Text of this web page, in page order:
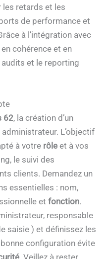
retards et les
de performance et
à l’intégration avec
cohérence et en
et le reporting
62, la création d’un
L’objectif
à votre rôle et à vos
le suivi des
clients. Demandez un
essentielles : nom,
et fonction.
responsable
saisie ) et définissez les
configuration évite